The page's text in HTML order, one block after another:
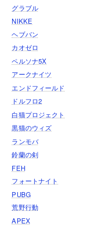
グラブル
NIKKE
ヘブバン
カオゼロ
ペルソナ5X
アークナイツ
エンドフィールド
ドルフロ2
白猫プロジェクト
黒猫のウィズ
ランモバ
鈴蘭の剣
FEH
フォートナイト
PUBG
荒野行動
APEX